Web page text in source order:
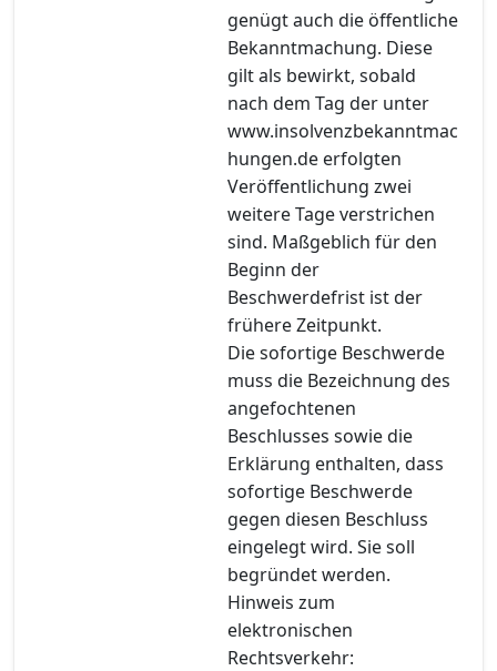
genügt auch die öffentliche
Bekanntmachung. Diese
gilt als bewirkt, sobald
nach dem Tag der unter
www.insolvenzbekanntmac
hungen.de erfolgten
Veröffentlichung zwei
weitere Tage verstrichen
sind. Maßgeblich für den
Beginn der
Beschwerdefrist ist der
frühere Zeitpunkt.
Die sofortige Beschwerde
muss die Bezeichnung des
angefochtenen
Beschlusses sowie die
Erklärung enthalten, dass
sofortige Beschwerde
gegen diesen Beschluss
eingelegt wird. Sie soll
begründet werden.
Hinweis zum
elektronischen
Rechtsverkehr: